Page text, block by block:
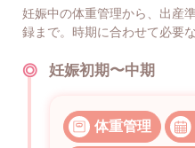
妊娠中の体重管理から、出産
録まで。時期に合わせて必要
妊娠初期〜中期
体重管理